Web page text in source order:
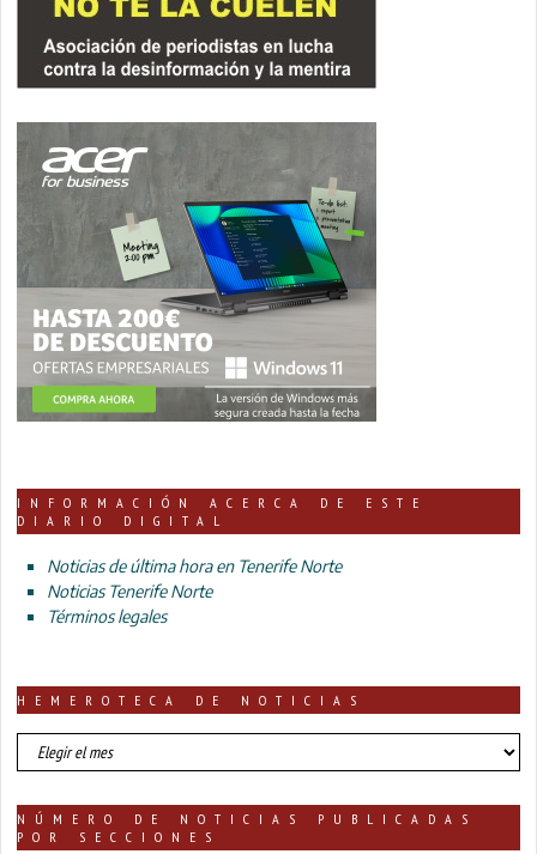
INFORMACIÓN ACERCA DE ESTE
DIARIO DIGITAL
Noticias de última hora en Tenerife Norte
Noticias Tenerife Norte
Términos legales
HEMEROTECA DE NOTICIAS
HEMEROTECA
DE
NÚMERO DE NOTICIAS PUBLICADAS
POR SECCIONES